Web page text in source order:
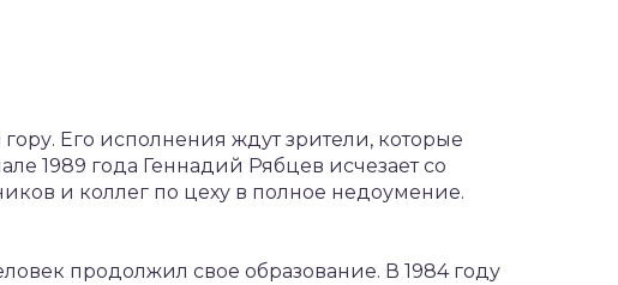
Его исполнения ждут зрители, которые
1989 года Геннадий Рябцев исчезает со
и коллег по цеху в полное недоумение.
продолжил свое образование. В 1984 году